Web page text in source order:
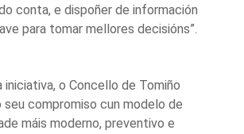
conta, e dispoñer de información
para tomar mellores decisións”.
iniciativa, o Concello de Tomiño
compromiso cun modelo de
máis moderno, preventivo e